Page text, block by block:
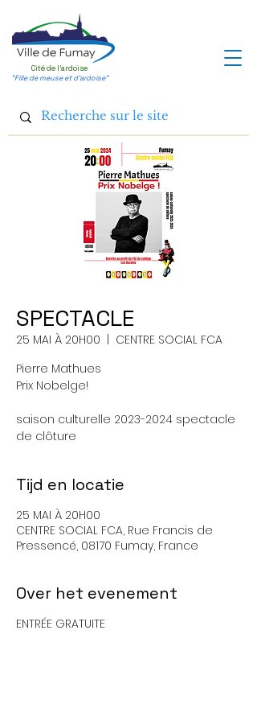
Cité de l'ardoise
"Fille de meuse et d'ardoise"
SPECTACLE
25 MAI À 20H00
CENTRE SOCIAL FCA
Pierre Mathues
Prix Nobelge!
saison culturelle 2023-2024 spectacle
de clôture
Tijd en locatie
25 MAI À 20H00
CENTRE SOCIAL FCA, Rue Francis de
Pressencé, 08170 Fumay, France
Over het evenement
ENTRÉE GRATUITE